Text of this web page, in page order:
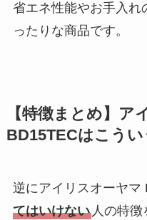
省エネ性能やお手入れ
ったりな商品です。
【特徴まとめ】ア
BD15TECはこう
逆にアイリスオーヤマ
てはいけない人の特徴